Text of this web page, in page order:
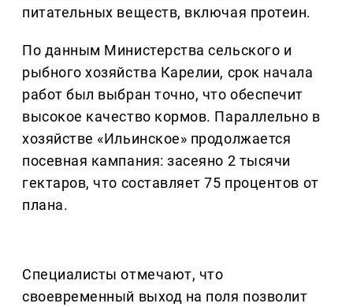
питательных веществ, включая протеин.
По данным Министерства сельского и
рыбного хозяйства Карелии, срок начала
работ был выбран точно, что обеспечит
высокое качество кормов. Параллельно в
хозяйстве «Ильинское» продолжается
посевная кампания: засеяно 2 тысячи
гектаров, что составляет 75 процентов от
плана.
Специалисты отмечают, что
своевременный выход на поля позволит